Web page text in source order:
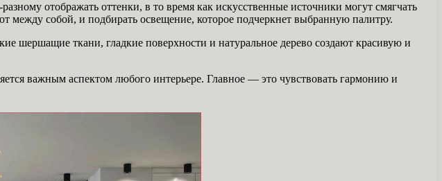
отображать оттенки, в то время как искусственные источники могут смягчать
между собой, и подбирать освещение, которое подчеркнет выбранную палитру.
шершащие ткани, гладкие поверхности и натуральное дерево создают красивую и
важным аспектом любого интерьере. Главное — это чувствовать гармонию и